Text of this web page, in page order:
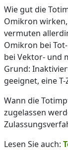
Wie gut die
Omikron
vermuten
Omikron bei
bei Vektor- und
Grund:
geeignet, eine
Wann die
zugelassen
Lesen Sie auch: